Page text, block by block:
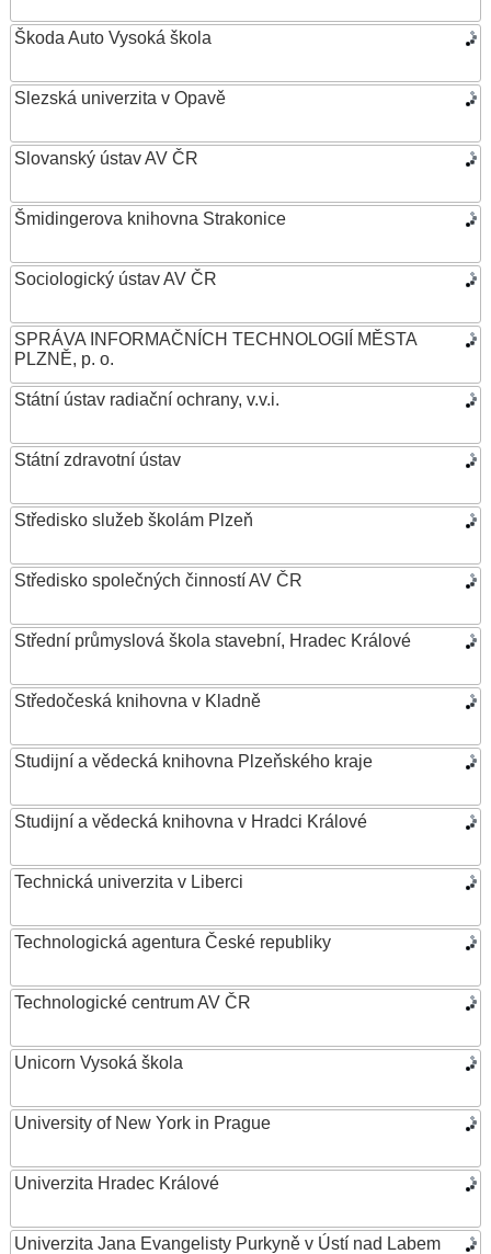
Škoda Auto Vysoká škola
Slezská univerzita v Opavě
Slovanský ústav AV ČR
Šmidingerova knihovna Strakonice
Sociologický ústav AV ČR
SPRÁVA INFORMAČNÍCH TECHNOLOGIÍ MĚSTA
PLZNĚ, p. o.
Státní ústav radiační ochrany, v.v.i.
Státní zdravotní ústav
Středisko služeb školám Plzeň
Středisko společných činností AV ČR
Střední průmyslová škola stavební, Hradec Králové
Středočeská knihovna v Kladně
Studijní a vědecká knihovna Plzeňského kraje
Studijní a vědecká knihovna v Hradci Králové
Technická univerzita v Liberci
Technologická agentura České republiky
Technologické centrum AV ČR
Unicorn Vysoká škola
University of New York in Prague
Univerzita Hradec Králové
Univerzita Jana Evangelisty Purkyně v Ústí nad Labem